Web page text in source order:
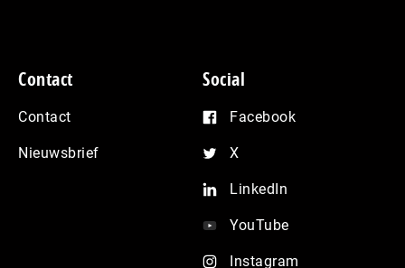
Contact
Contact
Nieuwsbrief
Social
Facebook
X
LinkedIn
YouTube
Instagram